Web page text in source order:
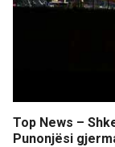
Top News –
Punonjësi